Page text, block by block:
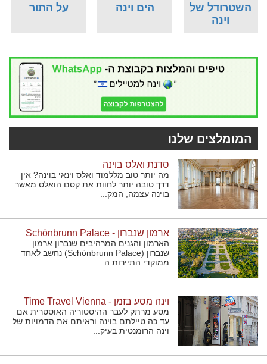
השטרודל של
וינה
הים וינה
על התור
המומלצים שלנו
סדנת ואלס בוינה
מה יותר טוב מללמוד ואלס וינאי בוינה? אין
דרך טובה יותר לחוות את קסם הואלס מאשר
בוינה עצמה, המק...
ארמון שנברון - Schönbrunn Palace
הארמון והגנים המרהיבים שנברון ארמון
שנברון (Schönbrunn Palace) נחשב לאחד
ממוקדי התיירות ה...
וינה מסע בזמן - Time Travel Vienna
מסע מרתק לעבר ההיסטוריה האוסטרית אם
עד כה טיילתם בוינה וראיתם את הדמויות של
וינה הרומנטית בעיק...